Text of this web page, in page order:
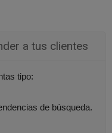
a tus clientes
tipo:
de búsqueda.